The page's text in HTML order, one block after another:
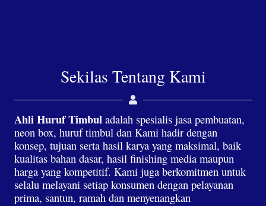
Sekilas Tentang Kami
Ahli Huruf Timbul adalah spesialis jasa pembuatan,
neon box, huruf timbul dan Kami hadir dengan
konsep, tujuan serta hasil karya yang maksimal, baik
kualitas bahan dasar, hasil finishing media maupun
harga yang kompetitif. Kami juga berkomitmen untuk
selalu melayani setiap konsumen dengan pelayanan
prima, santun, ramah dan menyenangkan